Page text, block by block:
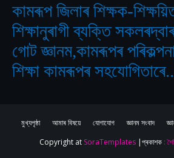
কামৰূপ জিলাৰ শিক্ষক-
শিক্ষানুৰাগী ব্যক্তি
গোট জ্ঞানম,কামৰূপৰ
শিক্ষা কামৰূপৰ
মুখ্যপৃষ্ঠা আমাৰ বিষয়ে যোগাযোগ জ্ঞানম সংবাদ
Copyright at SoraTemplates |প্ৰকাশক :